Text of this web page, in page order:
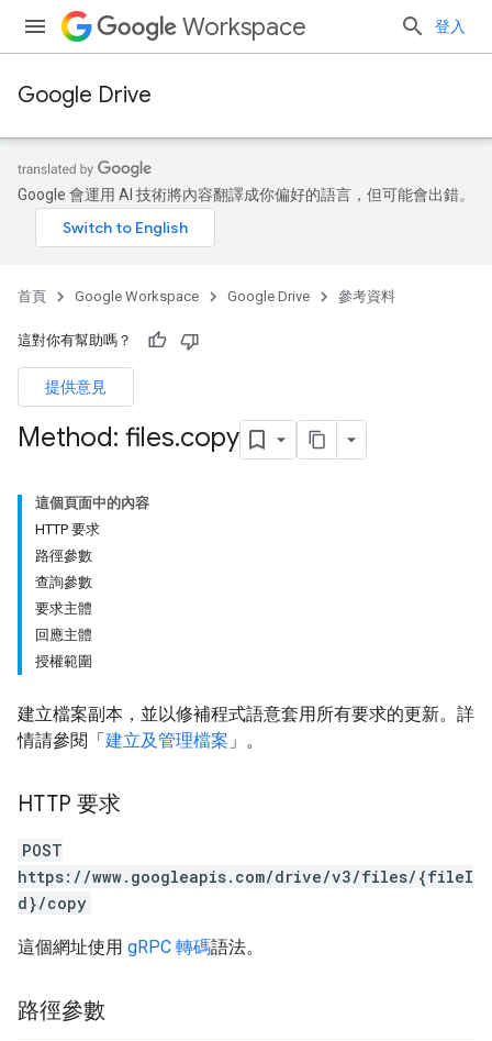
Workspace 登入
Google Drive
Google 會運用 AI 技術將內容翻譯成你偏好的語言，但可能會出錯。
首頁 Google Workspace Google Drive 參考資料
這對你有幫助嗎？
提供意見
Method: files.copy
這個頁面中的內容
HTTP 要求
路徑參數
查詢參數
要求主體
回應主體
授權範圍
建立檔案副本，並以修補程式語意套用所有要求的更新。詳
情請參閱「建立及管理檔案 」。
HTTP 要求
POST
https://www.googleapis.com/drive/v3/files/{fileI
d}/copy
這個網址使用 gRPC 轉碼語法。
路徑參數